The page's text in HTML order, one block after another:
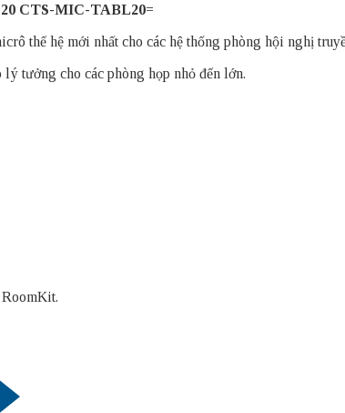
20 CTS-MIC-TABL20=
thế hệ mới nhất cho các hệ thống phòng hội nghị
tưởng cho các phòng họp nhỏ đến lớn.